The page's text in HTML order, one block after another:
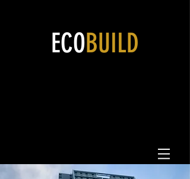
ECOBUILD